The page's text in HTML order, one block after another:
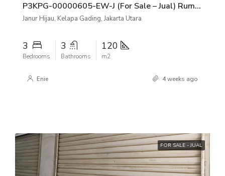
P3KPG-00000605-EW-J (For Sale – Jual) Rumah Janur Hijau Kelapa Gading, Jakarta Utara
Janur Hijau, Kelapa Gading, Jakarta Utara
3
Bedrooms
3
Bathrooms
120
m2
Enie 4 weeks ago
FOR SALE - JUAL